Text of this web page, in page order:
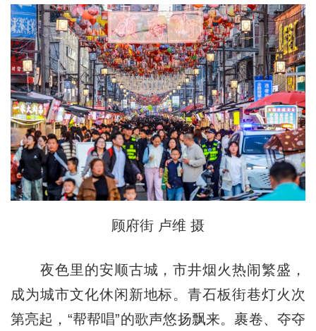
顾府街 卢维 摄
夜色里的安顺古城，市井烟火热闹繁盛，
成为城市文化休闲新地标。青石板街巷灯火次
第亮起，“帮帮唱”的歌声悠扬飘来。裹卷、夺夺